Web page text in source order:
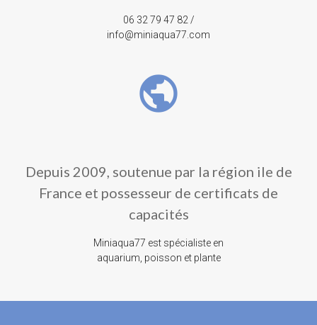
06 32 79 47 82 /
info@miniaqua77.com
public
Depuis 2009, soutenue par la région ile de
France et possesseur de certificats de
capacités
Miniaqua77 est spécialiste en
aquarium, poisson et plante